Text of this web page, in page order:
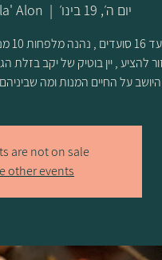
יום ה׳, 19 בינו׳
  |
Alon
להציע , יין בוטיק של יקב בזלת
על החיים המנות ומה
are not on sale
other events